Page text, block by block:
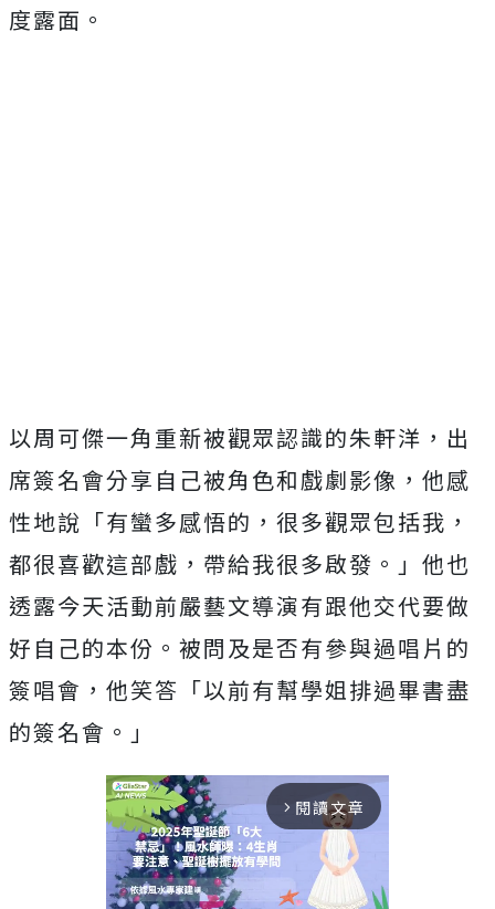
度露面。
以周可傑一角重新被觀眾認識的朱軒洋， 出
席簽名會分享自己被角色和戲劇影像，他感
性地說「有蠻多感悟的，很多觀眾包括我，
都很喜歡這部戲， 帶給我很多啟發。」 他也
透露今天活動前嚴藝文導演有跟他交代要做
好自己的本份。 被問及是否有參與過唱片的
簽唱會，他笑答「以前有幫學姐排過畢書盡
的簽名會。」
arrow_forward_ios 閱讀文章